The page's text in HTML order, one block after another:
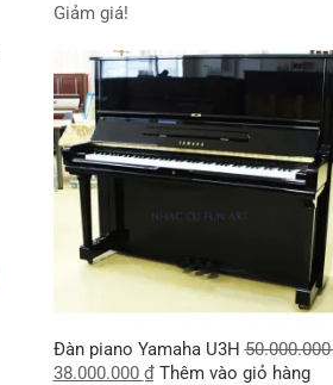
Giảm giá!
Đàn piano Yamaha U3H
38.000.000 ₫ Thêm vào giỏ hàng